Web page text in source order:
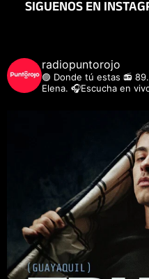
SIGUENOS EN
radiopuntorojo
🟣 Donde tú estas 📻
Elena. 🎧Escucha en